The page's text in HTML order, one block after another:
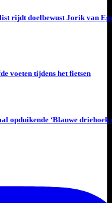
rijdt doelbewust Jorik van
voeten tijdens het fietsen
opduikende ‘Blauwe driehoek